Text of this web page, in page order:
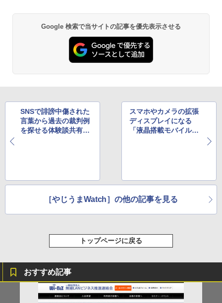
Google 検索で当サイトの記事を優先表示させる
SNSで誹謗中傷された
言葉から過去の裁判例
を探せる体験談共有サ
スマホやカメラの拡張
ディスプレイになる
「液晶搭載モバイルバ
［やじうまWatch］の他の記事を見る
トップページに戻る
おすすめ記事